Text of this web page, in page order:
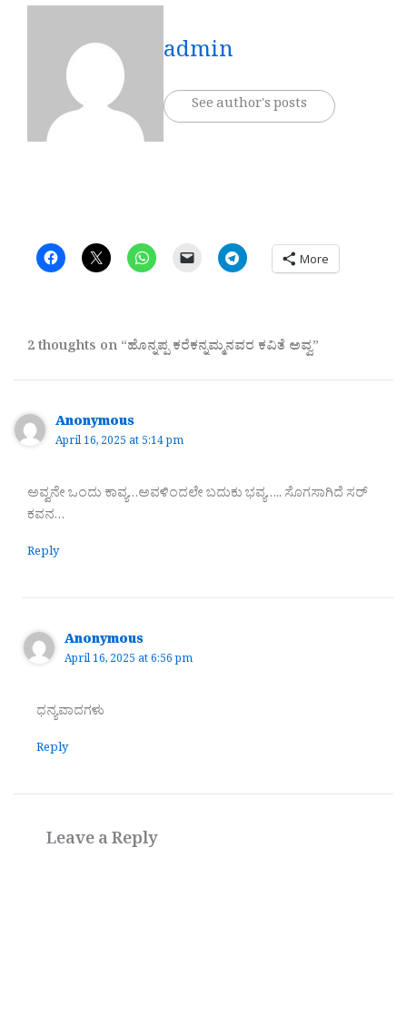
admin
See author's posts
More
2 thoughts on “ಹೊನ್ನಪ್ಪ ಕರೆಕನ್ನಮ್ಮನವರ ಕವಿತೆ ಅವ್ವ”
Anonymous
April 16, 2025 at 5:14 pm
ಅವ್ವನೇ ಒಂದು ಕಾವ್ಯ…ಅವಳಿಂದಲೇ ಬದುಕು ಭವ್ಯ….. ಸೊಗಸಾಗಿದೆ ಸರ್
ಕವನ…
Reply
Anonymous
April 16, 2025 at 6:56 pm
ಧನ್ಯವಾದಗಳು
Reply
Leave a Reply